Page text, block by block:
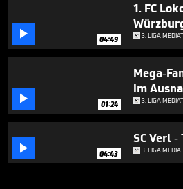
 04:49
1. FC
3. LIGA
 01:24
Mega-
im
3. LIGA
 04:43
SC Verl
3. LIGA